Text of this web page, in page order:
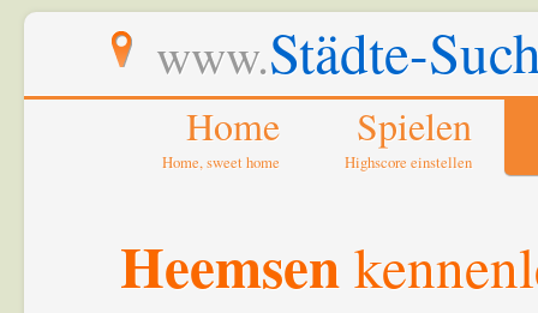
www.Städte-
Home
Home, sweet home
Spielen
Highscore einstellen
Heemsen